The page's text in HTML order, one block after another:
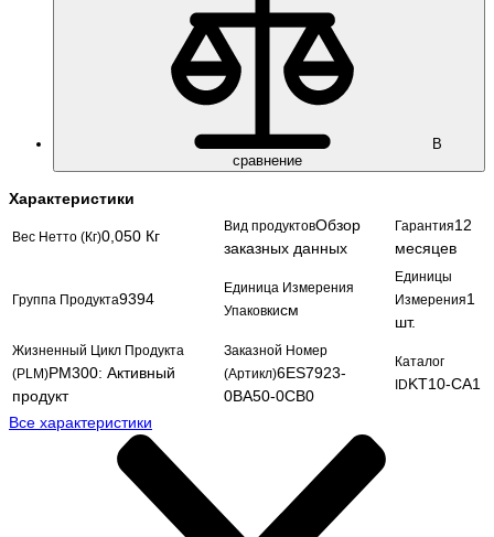
В
сравнение
Характеристики
Вес Нетто (Кг)0,050 Кг
Вид продуктовОбзор
заказных данных
Гарантия12
месяцев
Группа Продукта9394
Единица Измерения
Упаковкисм
Единицы
Измерения1
шт.
Жизненный Цикл Продукта
(PLM)PM300: Активный
продукт
Заказной Номер
(Артикл)6ES7923-
0BA50-0CB0
Каталог
IDKT10-CA1
Все характеристики